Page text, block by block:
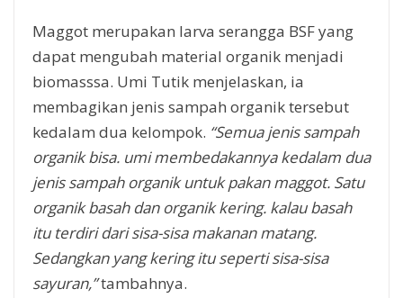
Maggot merupakan larva serangga BSF yang
dapat mengubah material organik menjadi
biomasssa. Umi Tutik menjelaskan, ia
membagikan jenis sampah organik tersebut
kedalam dua kelompok. “Semua jenis sampah
organik bisa. umi membedakannya kedalam dua
jenis sampah organik untuk pakan maggot. Satu
organik basah dan organik kering. kalau basah
itu terdiri dari sisa-sisa makanan matang.
Sedangkan yang kering itu seperti sisa-sisa
sayuran,”tambahnya.